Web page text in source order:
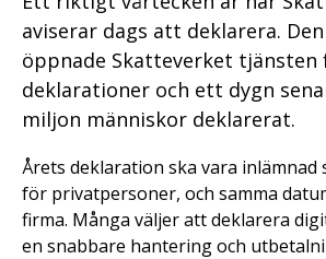
aviserar dags att deklarera.
öppnade Skatteverket tjänsten
deklarationer och ett dygn
miljon människor deklarerat.
Årets deklaration ska vara inlämnad
för privatpersoner, och samma
firma. Många väljer att deklarera
en snabbare hantering och